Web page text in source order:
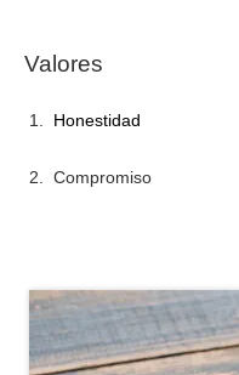
Valores
Honestidad
Compromiso